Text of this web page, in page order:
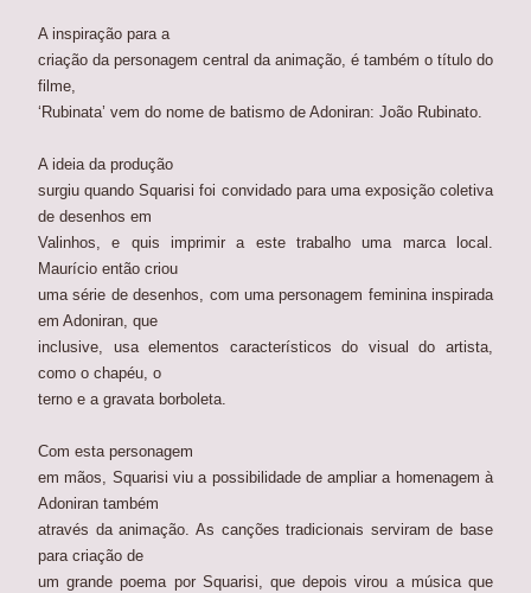
A inspiração para a
criação da personagem central da animação, é também o título do
filme,
‘Rubinata’ vem do nome de batismo de Adoniran: João Rubinato.
A ideia da produção
surgiu quando Squarisi foi convidado para uma exposição coletiva
de desenhos em
Valinhos, e quis imprimir a este trabalho uma marca local.
Maurício então criou
uma série de desenhos, com uma personagem feminina inspirada
em Adoniran, que
inclusive, usa elementos característicos do visual do artista,
como o chapéu, o
terno e a gravata borboleta.
Com esta personagem
em mãos, Squarisi viu a possibilidade de ampliar a homenagem à
Adoniran também
através da animação. As canções tradicionais serviram de base
para criação de
um grande poema por Squarisi, que depois virou a música que